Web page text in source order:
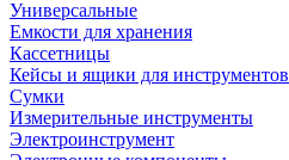
Универсальные
Емкости для хранения
Кассетницы
Кейсы и ящики для инструментов
Сумки
Измерительные инструменты
Электроинструмент